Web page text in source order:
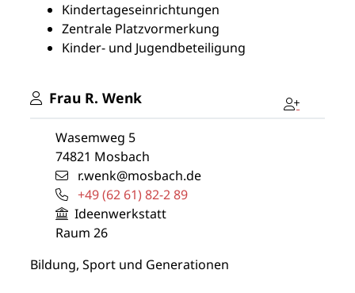
Kindertageseinrichtungen
Zentrale Platzvormerkung
Kinder- und Jugendbeteiligung
Frau R. Wenk
Wasemweg 5
74821 Mosbach
r.wenk@mosbach.de
+49 (62 61) 82-289
Ideenwerkstatt
Raum 26
Bildung, Sport und Generationen